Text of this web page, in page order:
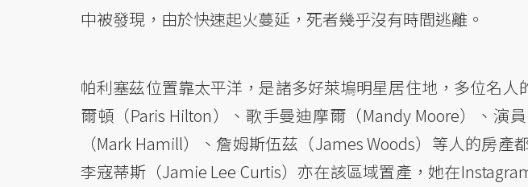
中被發現，由於快速起火蔓延，死者幾乎沒有時間逃離。
帕利塞茲位置靠太平洋，是諸多好萊塢明星居住地，多位名
爾頓（Paris Hilton）、歌手曼迪摩爾（Mandy Moore）、演
（Mark Hamill）、詹姆斯伍茲（James Woods）等人的房
李寇蒂斯（Jamie Lee Curtis）亦在該區域置產，她在